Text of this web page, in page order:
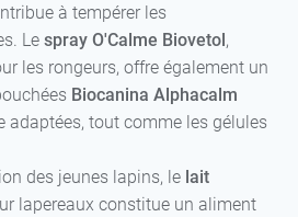
à tempérer les
Le spray O'Calme Biovetol,
les rongeurs, offre également un
Biocanina Alphacalm
adaptées, tout comme les gélules
des jeunes lapins, le lait
lapereaux constitue un aliment